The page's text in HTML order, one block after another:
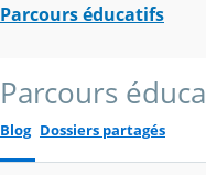
Parcours éducatifs
Parcours
Blog Dossiers partagés